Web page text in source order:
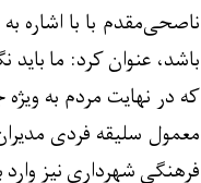
ناصحی‌مقدم با با اشاره
باشد، عنوان کرد: ما
که در نهایت مردم به
معمول سلیقه فردی
فرهنگی شهرداری نیز